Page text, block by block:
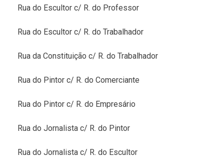
Rua do Escultor c/ R. do Professor
Rua do Escultor c/ R. do Trabalhador
Rua da Constituição c/ R. do Trabalhador
Rua do Pintor c/ R. do Comerciante
Rua do Pintor c/ R. do Empresário
Rua do Jornalista c/ R. do Pintor
Rua do Jornalista c/ R. do Escultor